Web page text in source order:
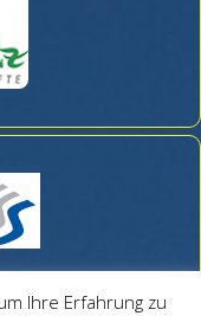
Ihre Erfahrung zu